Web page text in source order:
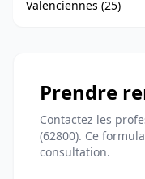
Valenciennes (25)
Prendre
Contactez les
(62800). Ce
consultation.